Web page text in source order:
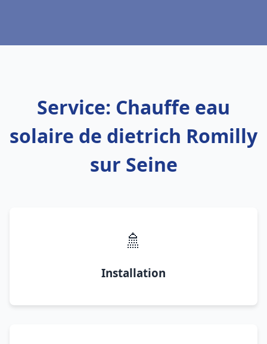
Service: Chauffe eau
solaire de dietrich Romilly
sur Seine
🚿
Installation